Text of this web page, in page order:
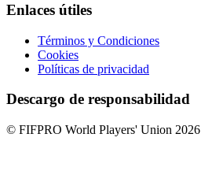
Enlaces útiles
Términos y Condiciones
Cookies
Políticas de privacidad
Descargo de responsabilidad
© FIFPRO World Players' Union 2026